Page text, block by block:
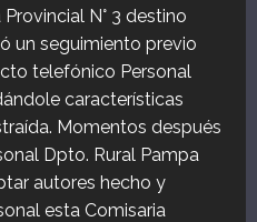
N° 3 destino
un seguimiento previo
telefónico Personal
características
Momentos después
Dpto. Rural Pampa
autores hecho y
esta Comisaria